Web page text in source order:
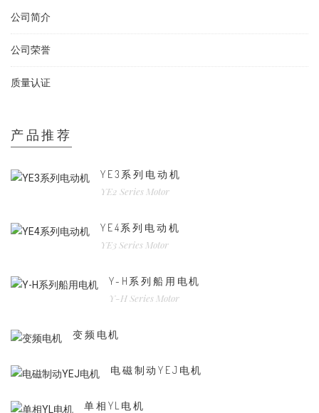
公司简介
公司荣誉
质量认证
产品推荐
YE3系列电动机
YE2 Series Motor
YE4系列电动机
YE3 Series Motor
Y-H系列船用电机
Y-H Series Motor
变频电机
电磁制动YEJ电机
单相YL电机